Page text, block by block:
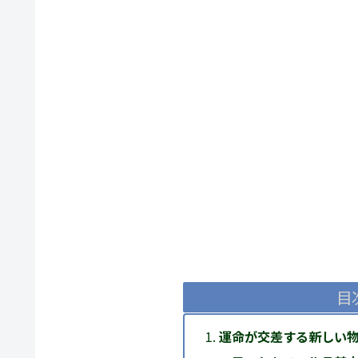
目
運命が交差する新しい